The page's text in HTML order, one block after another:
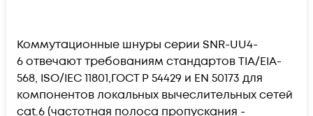
Коммутационные шнуры серии SNR-UU4-
6отвечают требованиям стандартов TIA/EIA-
568, ISO/IEC 11801,ГОСТ Р 54429 и EN 50173 для
компонентов локальных вычеслительных сетей
cat.6 (частотная полоса пропускания -